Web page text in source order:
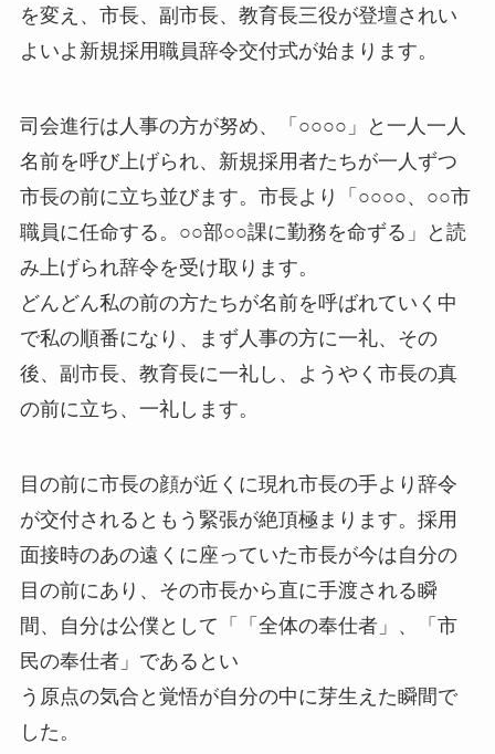
を変え、市長、副市長、教育長三役が登壇されい
よいよ新規採用職員辞令交付式が始まります。
司会進行は人事の方が努め、「○○○○」と一人一人
名前を呼び上げられ、新規採用者たちが一人ずつ
市長の前に立ち並びます。市長より「○○○○、○○市
職員に任命する。○○部○○課に勤務を命ずる」と読
み上げられ辞令を受け取ります。
どんどん私の前の方たちが名前を呼ばれていく中
で私の順番になり、まず人事の方に一礼、その
後、副市長、教育長に一礼し、ようやく市長の真
の前に立ち、一礼します。
目の前に市長の顔が近くに現れ市長の手より辞令
が交付されるともう緊張が絶頂極まります。採用
面接時のあの遠くに座っていた市長が今は自分の
目の前にあり、その市長から直に手渡される瞬
間、自分は公僕として「「全体の奉仕者」、「市
民の奉仕者」であるとい
う原点の気合と覚悟が自分の中に芽生えた瞬間で
した。